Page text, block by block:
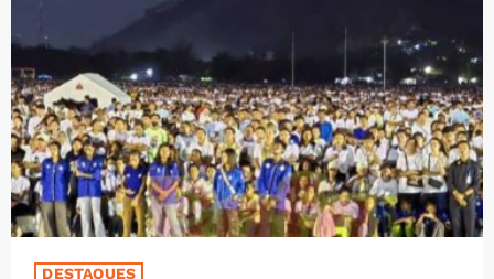
PROGRAMA SIRA
VÍDEO SIRA
EVENTU SIRA
KONTAKTU SIRA
TÉTUM keyboard_arrow_down
DESTAQUES